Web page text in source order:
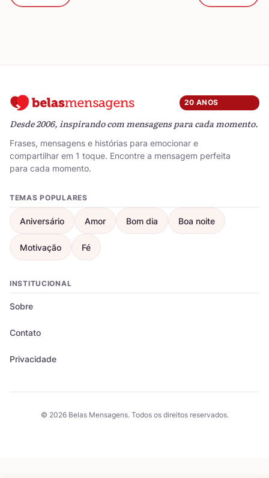
20 ANOS
Desde 2006, inspirando com mensagens para cada momento.
Frases, mensagens e histórias para emocionar e
compartilhar em 1 toque. Encontre a mensagem perfeita
para cada momento.
TEMAS POPULARES
Aniversário Amor Bom dia Boa noite
Motivação Fé
INSTITUCIONAL
Sobre
Contato
Privacidade
© 2026 Belas Mensagens. Todos os direitos reservados.